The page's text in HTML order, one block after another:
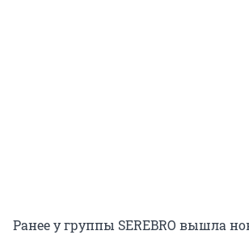
Ранее у группы SEREBRO вышла